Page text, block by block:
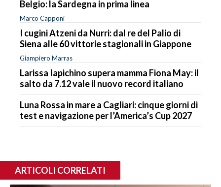
Belgio: la Sardegna in prima linea
Marco Capponi
I cugini Atzeni da Nurri: dal re del Palio di
Siena alle 60 vittorie stagionali in Giappone
Giampiero Marras
Larissa Iapichino supera mamma Fiona May: il
salto da 7.12 vale il nuovo record italiano
Luna Rossa in mare a Cagliari: cinque giorni di
test e navigazione per l’America’s Cup 2027
ARTICOLI CORRELATI